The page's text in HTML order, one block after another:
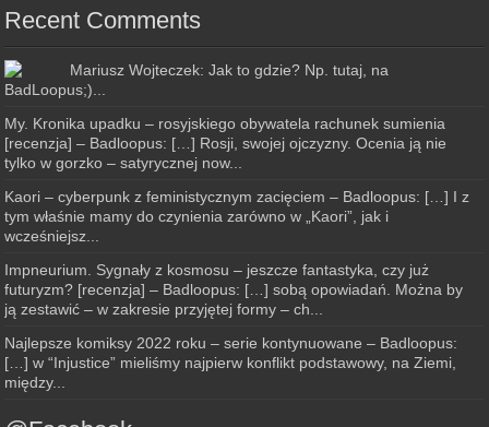
Recent Comments
Mariusz Wojteczek: Jak to gdzie? Np. tutaj, na
BadLoopus;)...
My. Kronika upadku – rosyjskiego obywatela rachunek sumienia
[recenzja] – Badloopus: […] Rosji, swojej ojczyzny. Ocenia ją nie
tylko w gorzko – satyrycznej now...
Kaori – cyberpunk z feministycznym zacięciem – Badloopus: […] I z
tym właśnie mamy do czynienia zarówno w „Kaori”, jak i
wcześniejsz...
Impneurium. Sygnały z kosmosu – jeszcze fantastyka, czy już
futuryzm? [recenzja] – Badloopus: […] sobą opowiadań. Można by
ją zestawić – w zakresie przyjętej formy – ch...
Najlepsze komiksy 2022 roku – serie kontynuowane – Badloopus:
[…] w “Injustice” mieliśmy najpierw konflikt podstawowy, na Ziemi,
między...